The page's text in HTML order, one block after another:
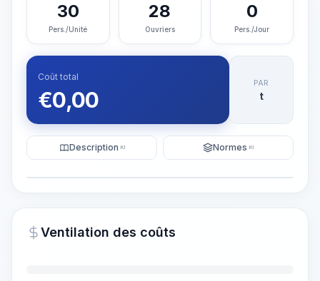
~15-30 Sek.
30
Pers./Unité
28
Ouvriers
0
Pers./Jour
Coût total
€0,00
PAR
t
Description KI Normes KI
Ventilation des coûts